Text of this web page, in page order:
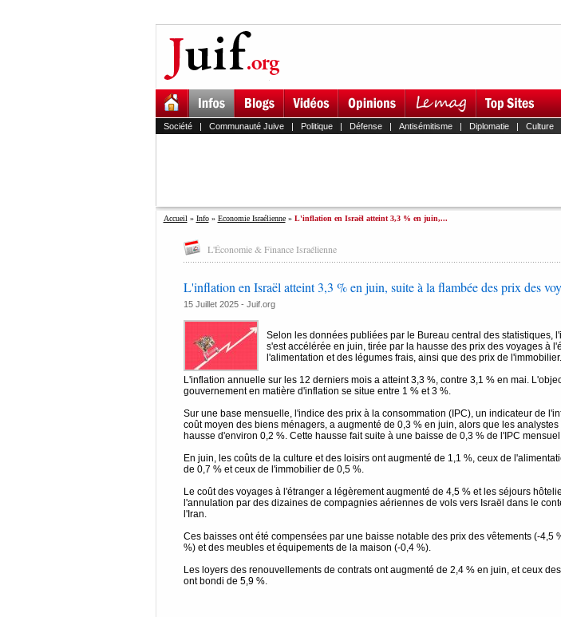
Société| Communauté Juive| Politique| Défense| Antisémitisme| Diplomatie| Culture
Accueil » Info» Economie Israélienne» L'inflation en Israël atteint 3,3 % en juin,...
L'Économie & Finance Israélienne
L'inflation en Israël atteint 3,3 % en juin, suite à la flambée des prix des
15 Juillet 2025 - Juif.org
Selon les données publiées par le Bureau central des statistiques,
s'est accélérée en juin, tirée par la hausse des prix des voyages à
l'alimentation et des légumes frais, ainsi que des prix de l'immobilier.
L'inflation annuelle sur les 12 derniers mois a atteint 3,3 %, contre 3,1 % en mai.
gouvernement en matière d'inflation se situe entre 1 % et 3 %.
Sur une base mensuelle, l'indice des prix à la consommation (IPC), un indicateur de
coût moyen des biens ménagers, a augmenté de 0,3 % en juin, alors que les
hausse d'environ 0,2 %. Cette hausse fait suite à une baisse de 0,3 % de l'IPC
En juin, les coûts de la culture et des loisirs ont augmenté de 1,1 %, ceux de
de 0,7 % et ceux de l'immobilier de 0,5 %.
Le coût des voyages à l'étranger a légèrement augmenté de 4,5 % et les séjours
l'annulation par des dizaines de compagnies aériennes de vols vers Israël dans le
l'Iran.
Ces baisses ont été compensées par une baisse notable des prix des vêtements (-4,5
%) et des meubles et équipements de la maison (-0,4 %).
Les loyers des renouvellements de contrats ont augmenté de 2,4 % en juin, et ceux
ont bondi de 5,9 %.